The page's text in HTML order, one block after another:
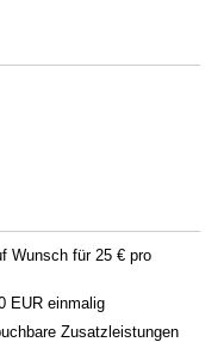
Wunsch für 25 € pro
EUR einmalig
Zusatzleistungen